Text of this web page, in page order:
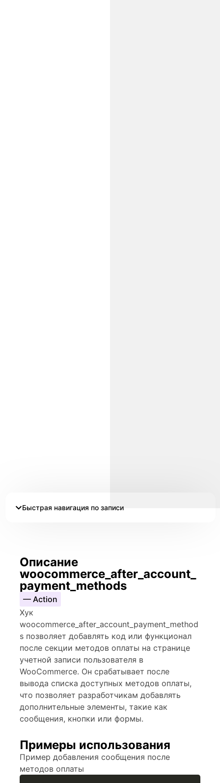
Быстрая навигация по записи
Описание
woocommerce_after_account_
payment_methods
— Action
Хук
woocommerce_after_account_payment_method
s позволяет добавлять код или функционал
после секции методов оплаты на странице
учетной записи пользователя в
WooCommerce. Он срабатывает после
вывода списка доступных методов оплаты,
что позволяет разработчикам добавлять
дополнительные элементы, такие как
сообщения, кнопки или формы.
Примеры использования
Пример добавления сообщения после
методов оплаты